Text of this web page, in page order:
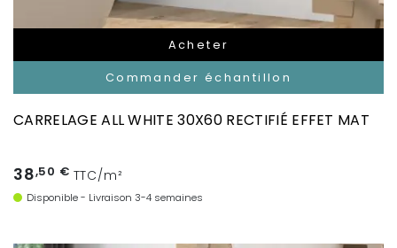
Acheter
Commander échantillon
CARRELAGE ALL WHITE 30X60 RECTIFIÉ EFFET MAT
38,50 € TTC/m²
Disponible - Livraison 3-4 semaines